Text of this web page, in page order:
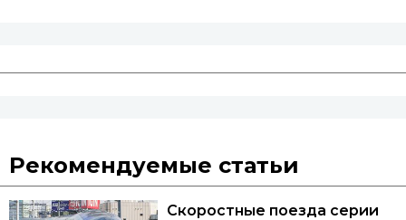
Рекомендуемые статьи
Скоростные поезда серии